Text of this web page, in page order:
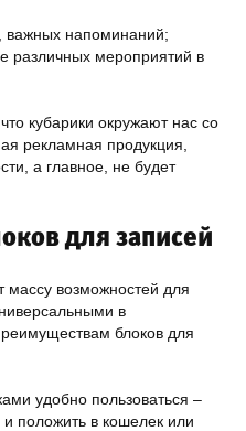
напоминаний;
мероприятий в
кубарики окружают нас со
рекламная продукция,
а главное, не будет
для записей
массу возможностей для
в
блоков для
удобно пользоваться –
и положить в кошелек или